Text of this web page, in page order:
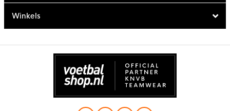
Winkels